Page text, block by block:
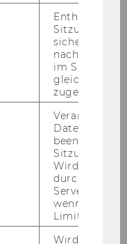
Enthält die
sicher, dass
im
gleichen
zugeordnet
Veranlasst
beenden,
Sitzung zu
Wird
durch ein
Servers
wenn die
Limit
Wird gesetzt,